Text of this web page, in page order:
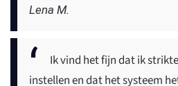
Lena M.
Ik vind het fijn dat ik
instellen en dat het systeem